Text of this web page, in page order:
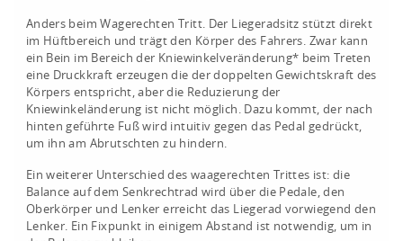
Anders beim Wagerechten Tritt. Der Liegeradsitz stützt direkt
im Hüftbereich und trägt den Körper des Fahrers. Zwar kann
ein Bein im Bereich der Kniewinkelveränderung* beim Treten
eine Druckkraft erzeugen die der doppelten Gewichtskraft des
Körpers entspricht, aber die Reduzierung der
Kniewinkeländerung ist nicht möglich. Dazu kommt, der nach
hinten geführte Fuß wird intuitiv gegen das Pedal gedrückt,
um ihn am Abrutschten zu hindern.
Ein weiterer Unterschied des waagerechten Trittes ist: die
Balance auf dem Senkrechtrad wird über die Pedale, den
Oberkörper und Lenker erreicht das Liegerad vorwiegend den
Lenker. Ein Fixpunkt in einigem Abstand ist notwendig, um in